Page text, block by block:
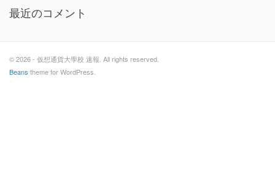
最近のコメント
© 2026 - 仮想通貨大學校 速報. All rights reserved.
Beans theme for WordPress.